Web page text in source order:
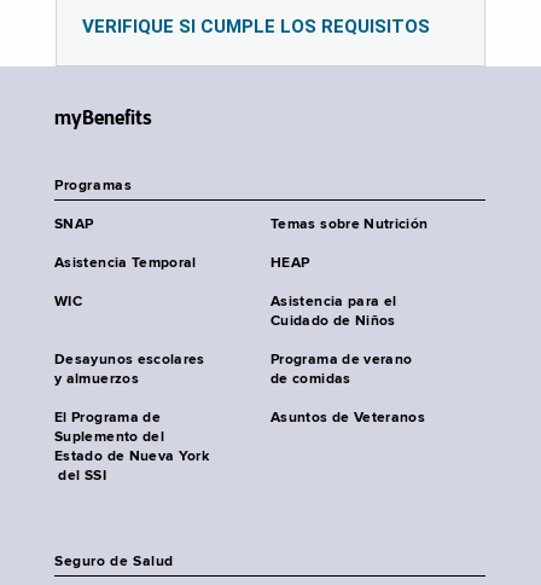
VERIFIQUE SI CUMPLE LOS REQUISITOS
myBenefits
Programas
SNAP Temas sobre Nutrición
Asistencia Temporal HEAP
WIC
Asistencia para el
Cuidado de Niños
Desayunos escolares
y almuerzos
Programa de verano
de comidas
El Programa de
Suplemento del
Estado de Nueva York
del SSI
Asuntos de Veteranos
Seguro de Salud